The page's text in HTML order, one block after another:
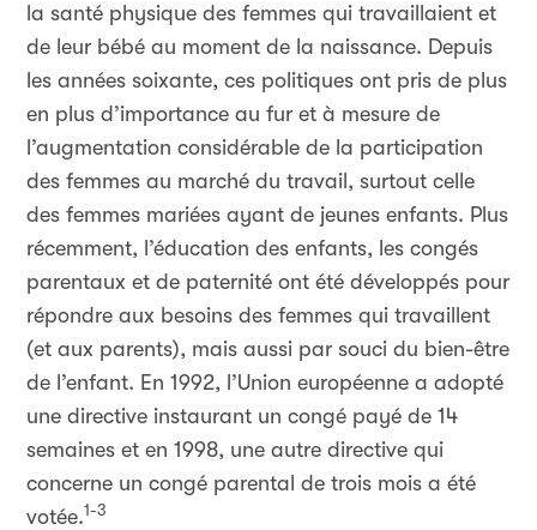
la santé physique des femmes qui travaillaient et
de leur bébé au moment de la naissance. Depuis
les années soixante, ces politiques ont pris de plus
en plus d’importance au fur et à mesure de
l’augmentation considérable de la participation
des femmes au marché du travail, surtout celle
des femmes mariées ayant de jeunes enfants. Plus
récemment, l’éducation des enfants, les congés
parentaux et de paternité ont été développés pour
répondre aux besoins des femmes qui travaillent
(et aux parents), mais aussi par souci du bien-être
de l’enfant. En 1992, l’Union européenne a adopté
une directive instaurant un congé payé de 14
semaines et en 1998, une autre directive qui
concerne un congé parental de trois mois a été
votée.1-3